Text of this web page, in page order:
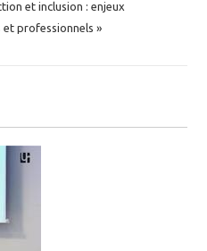
et inclusion : enjeux
professionnels »